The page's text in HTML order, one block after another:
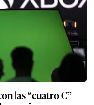
las “cuatro C”